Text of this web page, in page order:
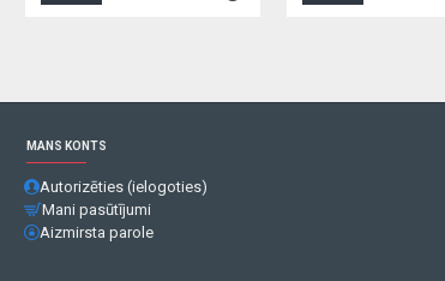
MANS KONTS
Autorizēties (ielogoties)
Mani pasūtījumi
Aizmirsta parole